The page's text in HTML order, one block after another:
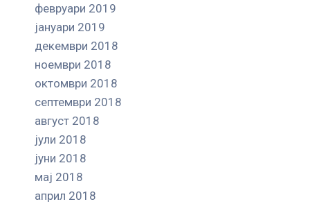
февруари 2019
јануари 2019
декември 2018
ноември 2018
октомври 2018
септември 2018
август 2018
јули 2018
јуни 2018
мај 2018
април 2018